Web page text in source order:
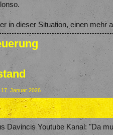
in dieser Situation, einen mehr
17. Januar 2026
Davincis Youtube Kanal: "Da